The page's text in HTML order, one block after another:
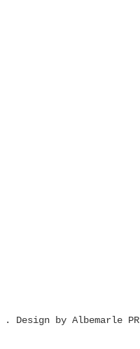
. Design by Albemarle PR